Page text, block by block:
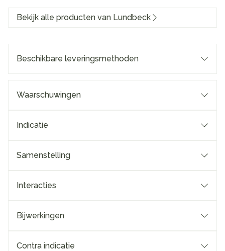
Bekijk alle producten van Lundbeck
Beschikbare leveringsmethoden
Waarschuwingen
Indicatie
Samenstelling
Interacties
Bijwerkingen
Contra indicatie